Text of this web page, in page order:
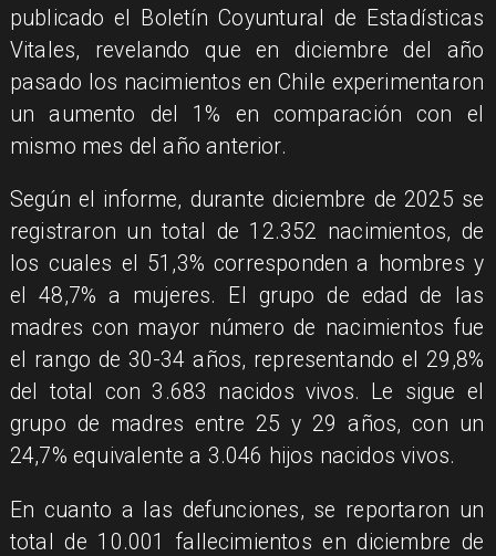
publicado el Boletín Coyuntural de Estadísticas
Vitales, revelando que en diciembre del año
pasado los nacimientos en Chile experimentaron
un aumento del 1% en comparación con el
mismo mes del año anterior.
Según el informe, durante diciembre de 2025 se
registraron un total de 12.352 nacimientos, de
los cuales el 51,3% corresponden a hombres y
el 48,7% a mujeres. El grupo de edad de las
madres con mayor número de nacimientos fue
el rango de 30-34 años, representando el 29,8%
del total con 3.683 nacidos vivos. Le sigue el
grupo de madres entre 25 y 29 años, con un
24,7% equivalente a 3.046 hijos nacidos vivos.
En cuanto a las defunciones, se reportaron un
total de 10.001 fallecimientos en diciembre de